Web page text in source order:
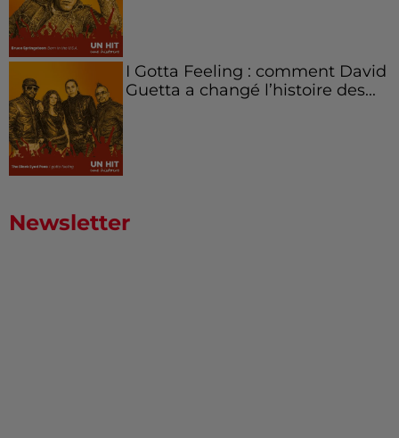
I Gotta Feeling : comment David
Guetta a changé l’histoire des...
Newsletter